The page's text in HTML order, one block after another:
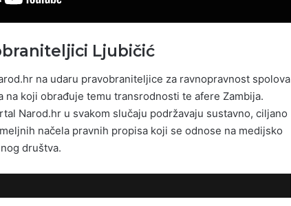
Ljubičić
na udaru pravobraniteljice za ravnopravnost spolova
na koji obrađuje temu transrodnosti te afere Zambija.
Narod.hr u svakom slučaju podržavaju sustavno, ciljano
načela pravnih propisa koji se odnose na medijsko
društva.